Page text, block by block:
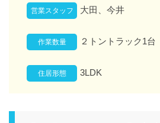
営業スタッフ 大田、今井
作業数量 ２トントラック1台
住居形態 3LDK